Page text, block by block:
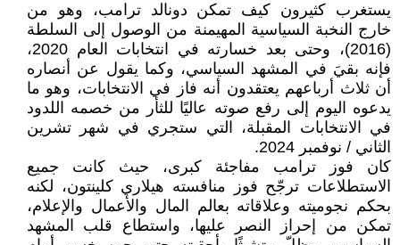
يستغرب كثيرون كيف تمكن دونالد ترامب، وهو من
خارج النخبة السياسية المهيمنة من الوصول إلى السلطة
(2016)، وحتى بعد خسارته في انتخابات العام 2020،
فإنه بقيَ في المشهد السياسي، وكما يقول عن أنصاره
أن ثلاث أرباعهم يعتقدون أنه فاز في الانتخابات، وهو ما
يدعوه اليوم إلى رفع صوته عاليًا للثأر من خصمه اللدود
في الانتخابات المقبلة، التي ستجري في شهر تشرين
الثاني / نوفمبر 2024.
كان فوز ترامب مفاجئة كبرى، حيث كانت جميع
الاستطلاعات ترجّح فوز منافسته هيلاري كلينتون، لكنه
بحكم نجوميته وعلاقاته بعالم المال والأعمال والإعلام،
تمكن من إحراز النصر عليها، واستطاع قلب المشهد